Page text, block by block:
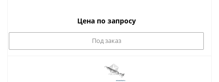
Цена по запросу
Под заказ